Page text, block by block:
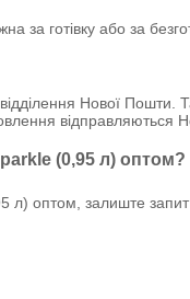
готівку або за
Нової Пошти.
(0,95 л) оптом?
л) оптом, залиште